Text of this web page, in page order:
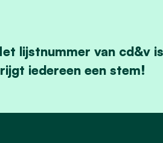
lijstnummer van cd&v
iedereen een stem!